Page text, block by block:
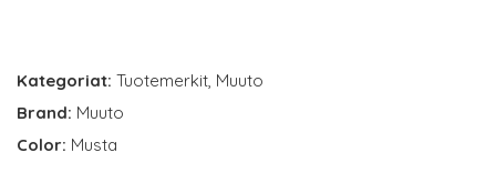
Kategoriat: Tuotemerkit, Muuto
Brand: Muuto
Color: Musta